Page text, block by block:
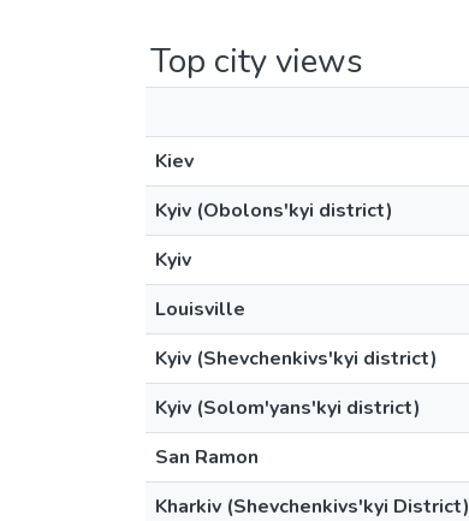
Top city views
Kiev
Kyiv (Obolons'kyi district)
Kyiv
Louisville
Kyiv (Shevchenkivs'kyi district)
Kyiv (Solom'yans'kyi district)
San Ramon
Kharkiv (Shevchenkivs'kyi District)